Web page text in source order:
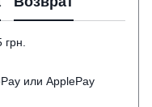
или ApplePay